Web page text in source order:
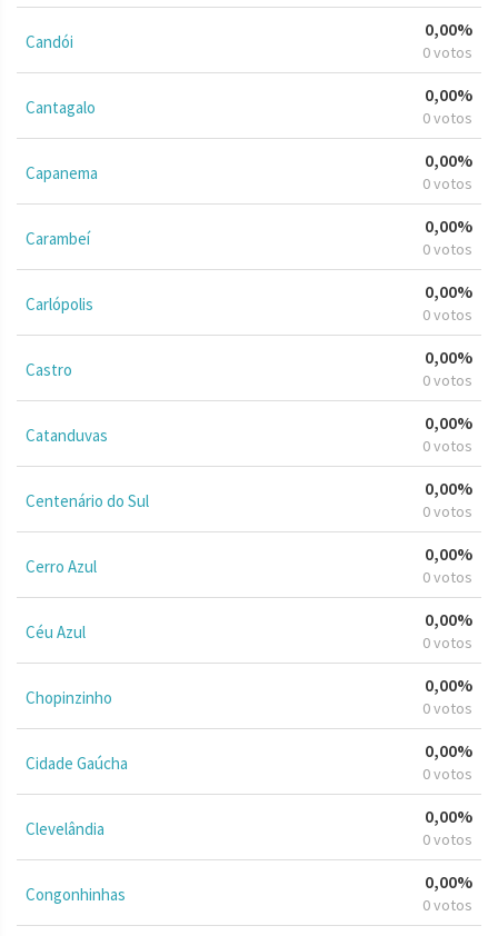
Candói
0,00%
0 votos
Cantagalo
0,00%
0 votos
Capanema
0,00%
0 votos
Carambeí
0,00%
0 votos
Carlópolis
0,00%
0 votos
Castro
0,00%
0 votos
Catanduvas
0,00%
0 votos
Centenário do Sul
0,00%
0 votos
Cerro Azul
0,00%
0 votos
Céu Azul
0,00%
0 votos
Chopinzinho
0,00%
0 votos
Cidade Gaúcha
0,00%
0 votos
Clevelândia
0,00%
0 votos
Congonhinhas
0,00%
0 votos